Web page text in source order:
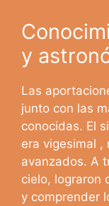
y
Las
junto con las
conocidas. El
era vigesimal ,
avanzados. A
cielo, lograron
y comprender